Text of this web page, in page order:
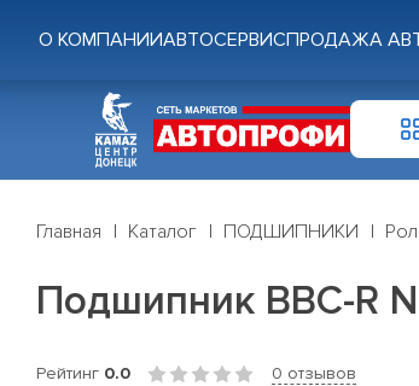
О КОМПАНИИАВТОСЕРВИСПРОДАЖА
Главная Каталог ПОДШИПНИКИ
Подшипник BBC-R
Рейтинг 0.0 0 отзывов